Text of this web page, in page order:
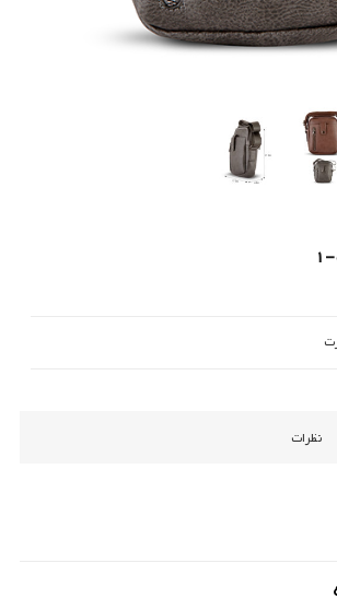
نظرات